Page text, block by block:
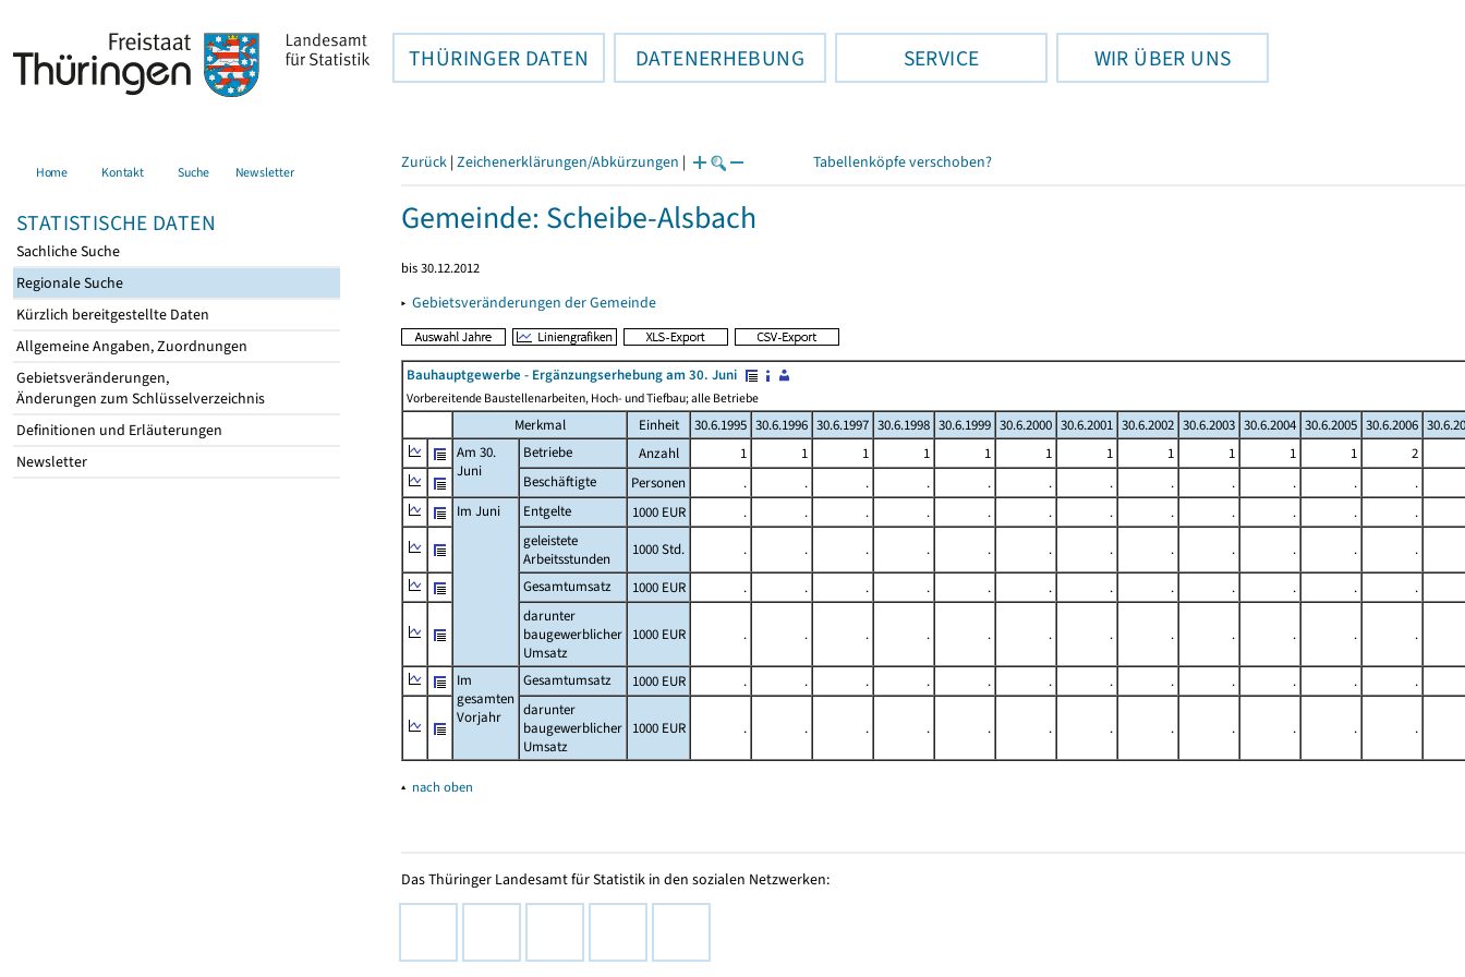
THÜRINGER DATEN DATENERHEBUNG SERVICE WIR ÜBER UNS
Home Kontakt Suche Newsletter
STATISTISCHE DATEN
Sachliche Suche
Regionale Suche
Kürzlich bereitgestellte Daten
Allgemeine Angaben, Zuordnungen
Gebietsveränderungen,
Änderungen zum Schlüsselverzeichnis
Definitionen und Erläuterungen
Newsletter
Zurück | Zeichenerklärungen/Abkürzungen | Tabellenköpfe verschoben?
Gemeinde: Scheibe-Alsbach
bis 30.12.2012
▸ Gebietsveränderungen der Gemeinde
Bauhauptgewerbe - Ergänzungserhebung am 30. Juni
Vorbereitende Baustellenarbeiten, Hoch- und Tiefbau; alle Betriebe
Merkmal Einheit 30.6.1995 30.6.1996 30.6.1997 30.6.1998 30.6.1999 30.6.2000 30.6.2001 30.6.2002 30.6.2003 30.6.2004 30.6.2005 30.6.2006
Am 30.
Juni
Betriebe Anzahl 1 1 1 1 1 1 1 1 1 1 1
2
Beschäftigte
Personen . . . . . . . . . . .
.
Im Juni
Entgelte 1000 EUR . . . . . . . . . . .
.
geleistete
Arbeitsstunden
1000 Std. . . . . . . . . . . .
.
Gesamtumsatz
1000 EUR . . . . . . . . . . .
.
darunter
baugewerblicher
Umsatz
1000 EUR . . . . . . . . . . . .
Im
gesamten
Vorjahr
Gesamtumsatz 1000 EUR . . . . . . . . . . .
.
darunter
baugewerblicher
Umsatz
1000 EUR . . . . . . . . . . . .
▴ nach oben
Das Thüringer Landesamt für Statistik in den sozialen Netzwerken: